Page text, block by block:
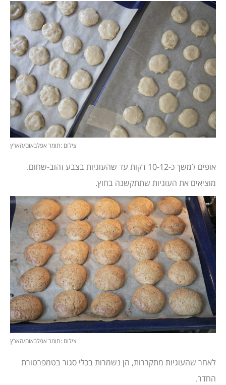
צילום :תומר אפלבאום/הארץ
אופים למשך כ-10-12 דקות עד שהעוגיות בצבע זהוב-שחום.
מוציאים את העוגיות שתתקשנה בחוץ.
צילום :תומר אפלבאום/הארץ
לאחר שהעוגיות מתקררות, הן נשמרות בכלי סגור בטמפרטורת
החדר.